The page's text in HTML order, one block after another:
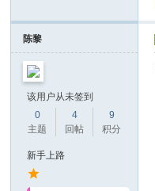
陈黎
该用户从未签到
0
主题
4
回帖
9
积分
新手上路